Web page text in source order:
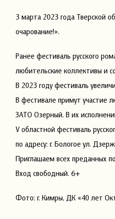
3 марта 2023 года Тверской
очарование!».
Ранее фестиваль русского
любительские коллективы и
В 2023 году фестиваль
В фестивале примут участие
ЗАТО Озерный. В их
V областной фестиваль
по адресу: г. Бологое ул.
Приглашаем всех преданных
Вход свободный. 6+
Фото: г. Кимры, ДК «40 лет